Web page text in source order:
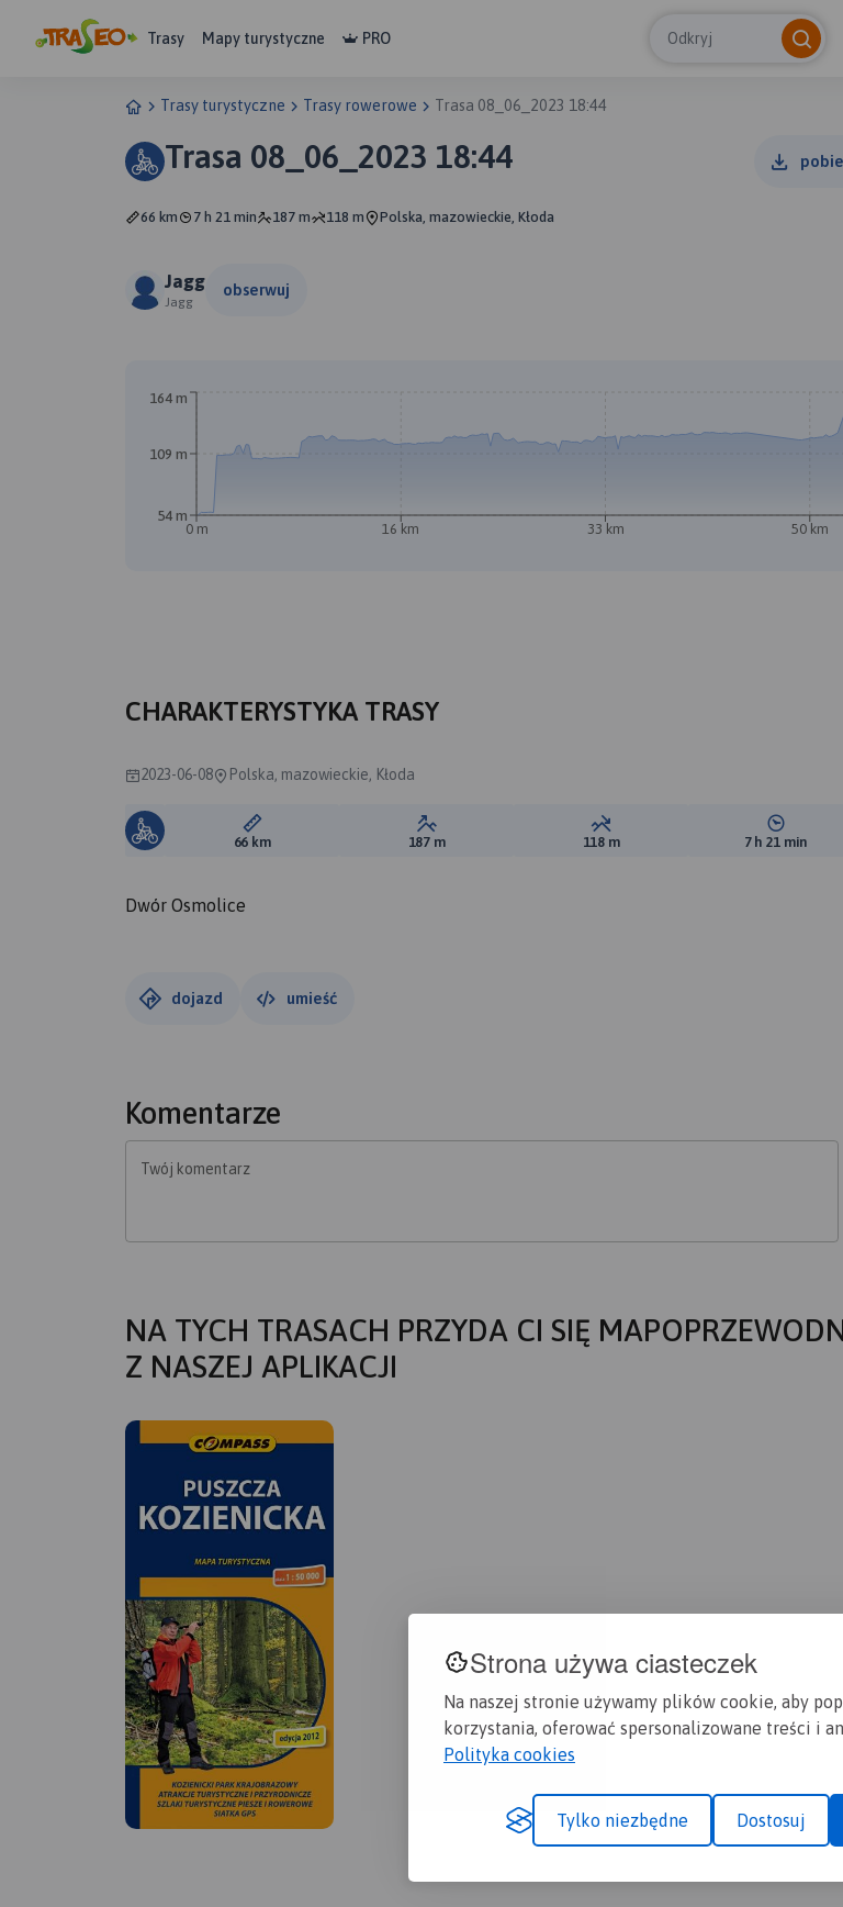
Strona używa ciasteczek
Na naszej stronie używamy plików cookie, aby
korzystania, oferować spersonalizowane treści i
Polityka cookies
Tylko niezbędne Dostosuj
Trasy Mapy turystyczne PRO Odkryj
Trasy turystyczne Trasy rowerowe Trasa 08_06_2023 18:44
Trasa 08_06_2023 18:44
66 km 7 h 21 min 187 m 118 m Polska, mazowieckie, Kłoda
Jagg
Jagg
obserwuj
0 m 16 km 33 km 50 km
54 m
109 m
164 m
CHARAKTERYSTYKA TRASY
2023-06-08 Polska, mazowieckie, Kłoda
Długość trasy:
66 km Suma przewyższeń:
187 m Suma spadków:
118 m Średni
7 h 21 min
Dwór Osmolice
dojazd umieść
Komentarze
Twój komentarz
NA TYCH TRASACH PRZYDA CI SIĘ
Z NASZEJ APLIKACJI